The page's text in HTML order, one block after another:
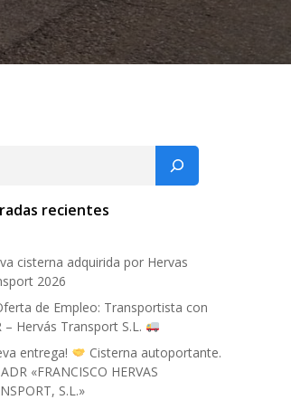
recientes
cisterna adquirida por Hervas
2026
de Empleo: Transportista con
– Hervás Transport S.L.
entrega!
Cisterna autoportante.
«FRANCISCO HERVAS
S.L.»